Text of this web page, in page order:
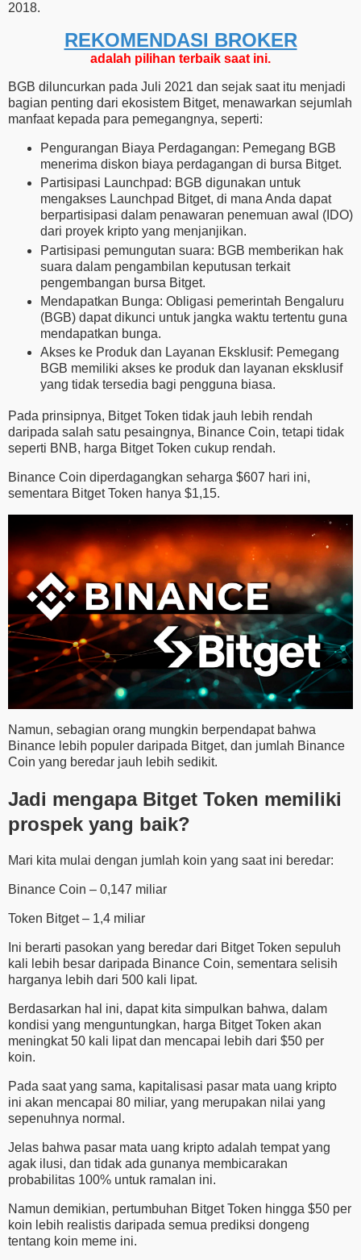
2018.
REKOMENDASI ​​BROKER
adalah pilihan terbaik saat ini.
BGB diluncurkan pada Juli 2021 dan sejak saat itu menjadi
bagian penting dari ekosistem Bitget, menawarkan sejumlah
manfaat kepada para pemegangnya, seperti:
Pengurangan Biaya Perdagangan: Pemegang BGB
menerima diskon biaya perdagangan di bursa Bitget.
Partisipasi Launchpad: BGB digunakan untuk
mengakses Launchpad Bitget, di mana Anda dapat
berpartisipasi dalam penawaran penemuan awal (IDO)
dari proyek kripto yang menjanjikan.
Partisipasi pemungutan suara: BGB memberikan hak
suara dalam pengambilan keputusan terkait
pengembangan bursa Bitget.
Mendapatkan Bunga: Obligasi pemerintah Bengaluru
(BGB) dapat dikunci untuk jangka waktu tertentu guna
mendapatkan bunga.
Akses ke Produk dan Layanan Eksklusif: Pemegang
BGB memiliki akses ke produk dan layanan eksklusif
yang tidak tersedia bagi pengguna biasa.
Pada prinsipnya, Bitget Token tidak jauh lebih rendah
daripada salah satu pesaingnya, Binance Coin, tetapi tidak
seperti BNB, harga Bitget Token cukup rendah.
Binance Coin diperdagangkan seharga $607 hari ini,
sementara Bitget Token hanya $1,15.
Namun, sebagian orang mungkin berpendapat bahwa
Binance lebih populer daripada Bitget, dan jumlah Binance
Coin yang beredar jauh lebih sedikit.
Jadi mengapa Bitget Token memiliki
prospek yang baik?
Mari kita mulai dengan jumlah koin yang saat ini beredar:
Binance Coin – 0,147 miliar
Token Bitget – 1,4 miliar
Ini berarti pasokan yang beredar dari Bitget Token sepuluh
kali lebih besar daripada Binance Coin, sementara selisih
harganya lebih dari 500 kali lipat.
Berdasarkan hal ini, dapat kita simpulkan bahwa, dalam
kondisi yang menguntungkan, harga Bitget Token akan
meningkat 50 kali lipat dan mencapai lebih dari $50 per
koin.
Pada saat yang sama, kapitalisasi pasar mata uang kripto
ini akan mencapai 80 miliar, yang merupakan nilai yang
sepenuhnya normal.
Jelas bahwa pasar mata uang kripto adalah tempat yang
agak ilusi, dan tidak ada gunanya membicarakan
probabilitas 100% untuk ramalan ini.
Namun demikian, pertumbuhan Bitget Token hingga $50 per
koin lebih realistis daripada semua prediksi dongeng
tentang koin meme ini.